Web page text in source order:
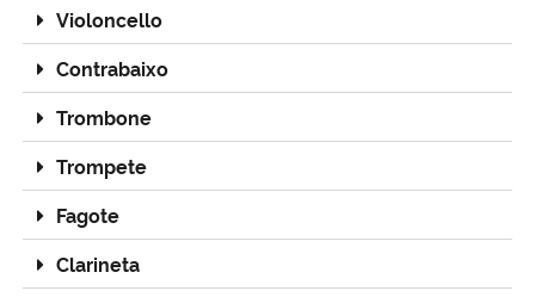
Violoncello
Contrabaixo
Trombone
Trompete
Fagote
Clarineta